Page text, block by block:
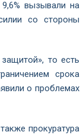
9,6% вызывали на
со стороны
то есть
срока
о проблемах
прокуратура